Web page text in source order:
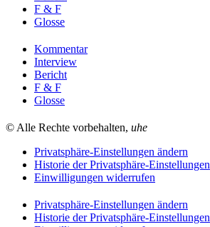
F & F
Glosse
Kommentar
Interview
Bericht
F & F
Glosse
© Alle Rechte vorbehalten, uhe
Privatsphäre-Einstellungen ändern
Historie der Privatsphäre-Einstellungen
Einwilligungen widerrufen
Privatsphäre-Einstellungen ändern
Historie der Privatsphäre-Einstellungen